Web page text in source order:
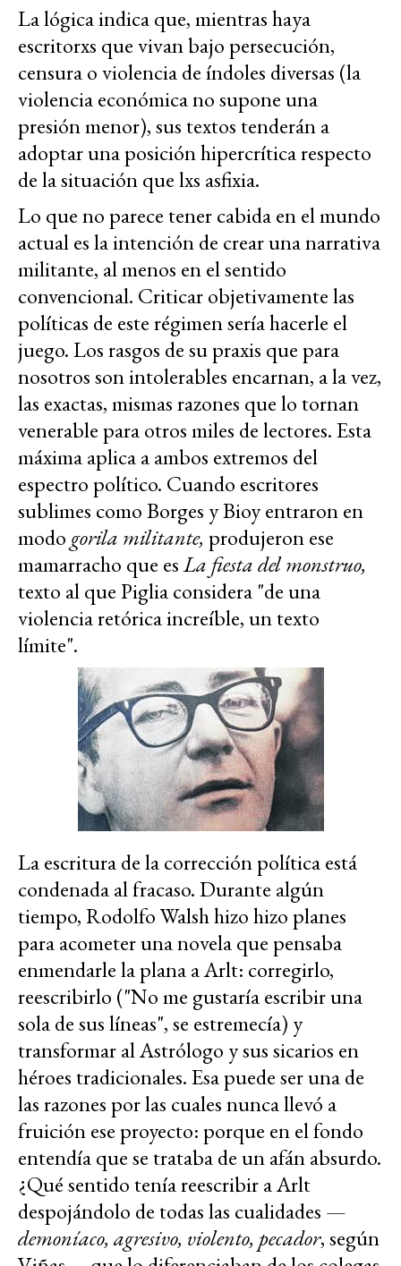
La lógica indica que, mientras haya
escritorxs que vivan bajo persecución,
censura o violencia de índoles diversas (la
violencia económica no supone una
presión menor), sus textos tenderán a
adoptar una posición hipercrítica respecto
de la situación que lxs asfixia.
Lo que no parece tener cabida en el mundo
actual es la intención de crear una narrativa
militante, al menos en el sentido
convencional. Criticar objetivamente las
políticas de este régimen sería hacerle el
juego. Los rasgos de su praxis que para
nosotros son intolerables encarnan, a la vez,
las exactas, mismas razones que lo tornan
venerable para otros miles de lectores. Esta
máxima aplica a ambos extremos del
espectro político. Cuando escritores
sublimes como Borges y Bioy entraron en
modo gorila militante, produjeron ese
mamarracho que esLa fiesta del monstruo,
texto al que Piglia considera "de una
violencia retórica increíble, un texto
límite".
La escritura de la corrección política está
condenada al fracaso. Durante algún
tiempo, Rodolfo Walsh hizo hizo planes
para acometer una novela que pensaba
enmendarle la plana a Arlt: corregirlo,
reescribirlo ("No me gustaría escribir una
sola de sus líneas", se estremecía) y
transformar al Astrólogo y sus sicarios en
héroes tradicionales. Esa puede ser una de
las razones por las cuales nunca llevó a
fruición ese proyecto: porque en el fondo
entendía que se trataba de un afán absurdo.
¿Qué sentido tenía reescribir a Arlt
despojándolo de todas las cualidades —
demoníaco, agresivo, violento, pecador, según